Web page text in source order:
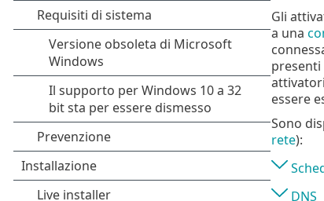
Gli
a una
presenti
attivatori
essere
Sono
rete):
DNS